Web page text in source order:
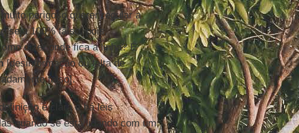
perigoso querer regular a
seja 100% falso, pois,
dizer onde fica a linha? É
[desinformação ou falta de
falso].
é clara e há leis
quando se está lidando com um